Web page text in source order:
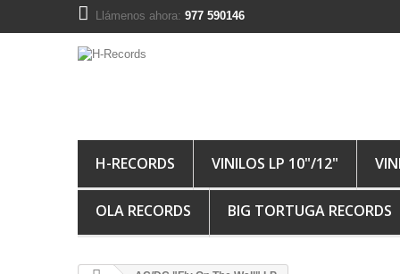
Llámenos ahora: 977 590146
H-RECORDS VINILOS LP 10"/12"
OLA RECORDS BIG TORTUGA RECORDS